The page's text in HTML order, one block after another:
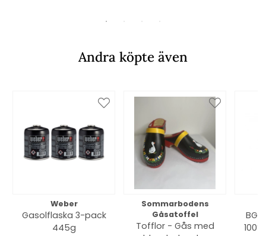
Andra köpte även
Weber
Gasolflaska 3-pack
445g
Sommarbodens
Gåsatoffel
Tofflor - Gås med